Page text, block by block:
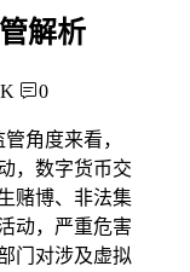
解析
0
角度来看，
，数字货币交
赌博、非法集
动，严重危害
门对涉及虚拟